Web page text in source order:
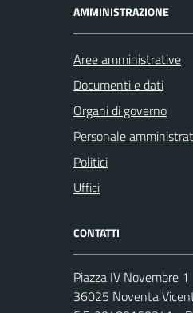
AMMINISTRAZIONE
Aree amministrative
Documenti e dati
Organi di governo
Personale
Politici
Uffici
CONTATTI
Piazza IV Novembre 1
36025 Noventa